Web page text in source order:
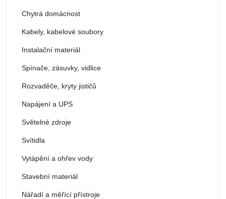
Chytrá domácnost
Kabely, kabelové soubory
Instalační materiál
Spínače, zásuvky, vidlice
Rozvaděče, kryty jističů
Napájení a UPS
Světelné zdroje
Svítidla
Vytápění a ohřev vody
Stavební materiál
Nářadí a měřící přístroje